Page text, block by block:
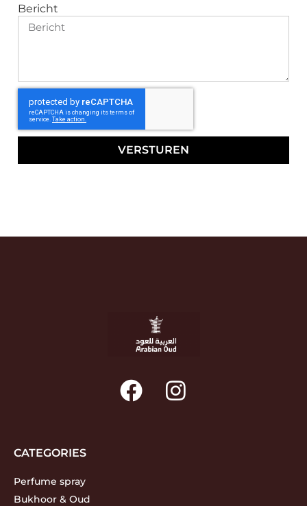
Bericht
VERSTUREN
CATEGORIES
Perfume spray
Bukhoor & Oud